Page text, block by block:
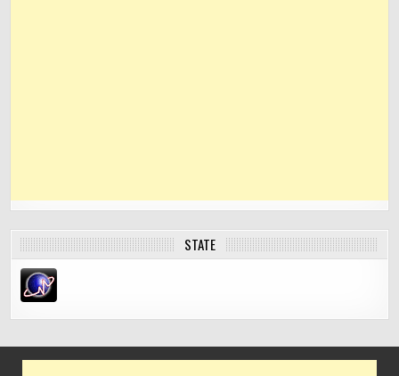
STATE